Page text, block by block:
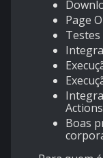
Page
Testes
Boas